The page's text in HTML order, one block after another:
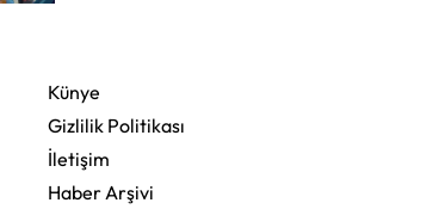
Künye
Gizlilik Politikası
İletişim
Haber Arşivi